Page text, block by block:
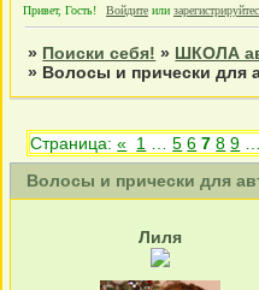
Привет, Гость! Войдите или
» Поиски себя! » ШКОЛА
» Волосы и прически для
Волосы и прически для
Страница:« 1 5 6 7 8 9
Лиля